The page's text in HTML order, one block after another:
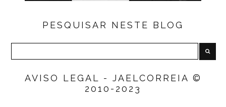
PESQUISAR NESTE BLOG
AVISO LEGAL - JAELCORREIA ©
2010-2023